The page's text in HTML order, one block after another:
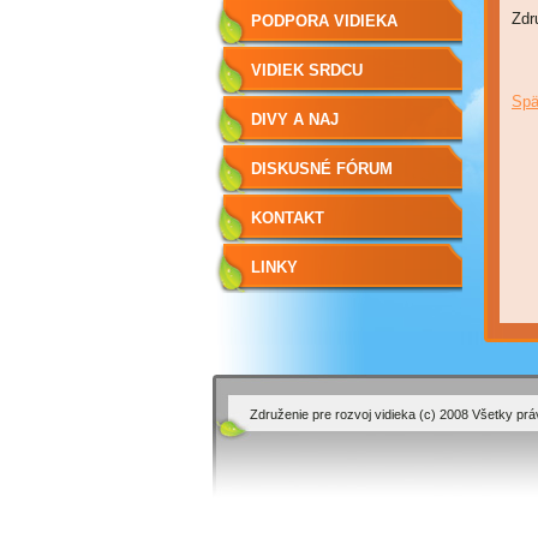
PODPORA VIDIEKA
VIDIEK SRDCU
NAJDRAHŠÍ
DIVY A NAJ
DISKUSNÉ FÓRUM
KONTAKT
LINKY
Združenie pre rozvoj vidieka (c) 2008 Všetky